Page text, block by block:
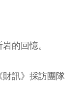
的回憶。
財訊》採訪團隊